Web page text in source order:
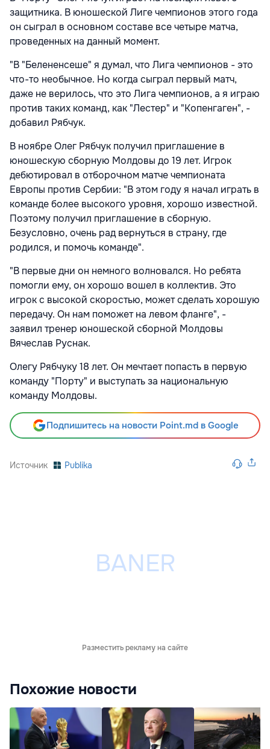
защитника. В юношеской Лиге чемпионов этого года
он сыграл в основном составе все четыре матча,
проведенных на данный момент.
"В "Белененсеше" я думал, что Лига чемпионов - это
что-то необычное. Но когда сыграл первый матч,
даже не верилось, что это Лига чемпионов, а я играю
против таких команд, как "Лестер" и "Копенгаген", -
добавил Рябчук.
В ноябре Олег Рябчук получил приглашение в
юношескую сборную Молдовы до 19 лет. Игрок
дебютировал в отборочном матче чемпионата
Европы против Сербии: "В этом году я начал играть в
команде более высокого уровня, хорошо известной.
Поэтому получил приглашение в сборную.
Безусловно, очень рад вернуться в страну, где
родился, и помочь команде".
"В первые дни он немного волновался. Но ребята
помогли ему, он хорошо вошел в коллектив. Это
игрок с высокой скоростью, может сделать хорошую
передачу. Он нам поможет на левом фланге", -
заявил тренер юношеской сборной Молдовы
Вячеслав Руснак.
Олегу Рябчуку 18 лет. Он мечтает попасть в первую
команду "Порту" и выступать за национальную
команду Молдовы.
Подпишитесь на новости Point.md в Google
Источник Publika
Разместить рекламу на сайте
Похожие новости